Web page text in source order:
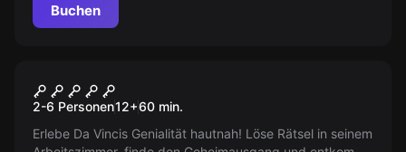
Buchen
Da Vinci Code
2-6 Personen12+60 min.
Erlebe Da Vincis Genialität hautnah! Löse Rätsel in seinem